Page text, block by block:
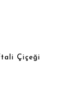
Çiçeği